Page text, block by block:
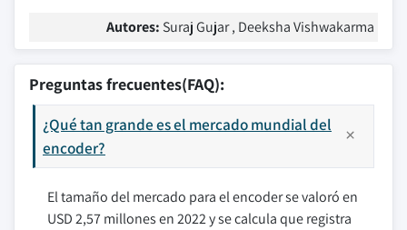
Autores: Suraj Gujar , Deeksha Vishwakarma
Preguntas frecuentes(FAQ):
¿Qué tan grande es el mercado mundial del
encoder?
El tamaño del mercado para el encoder se valoró en
USD 2,57 millones en 2022 y se calcula que registra